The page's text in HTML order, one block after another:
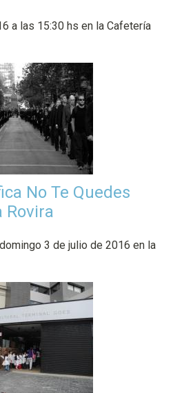
a las 15:30 hs en la Cafetería
No Te Quedes
Rovira
3 de julio de 2016 en la